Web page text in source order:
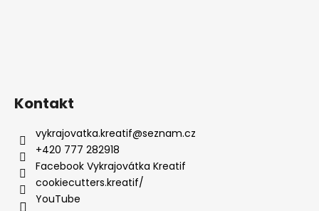
Kontakt
vykrajovatka.kreatif@seznam.cz
+420 777 282918
Facebook Vykrajovátka Kreatif
cookiecutters.kreatif/
YouTube